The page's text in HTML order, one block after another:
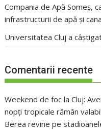
Compania de Apă Someș,
infrastructurii de apă și
Universitatea Cluj a
Comentarii recente
Weekend de foc la Cluj:
nopți tropicale rămân
Berea revine pe